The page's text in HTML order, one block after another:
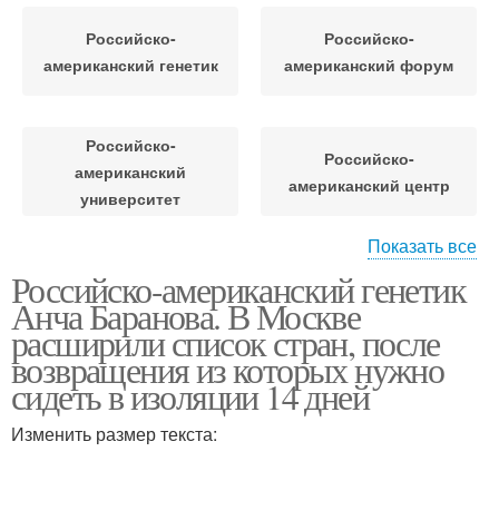
Российско-
американский генетик
Российско-
американский форум
Российско-
американский
университет
Российско-
американский центр
Российско-
американский саммит
Российско-
американский совет
Показать все
Российско-американский генетик
Анча Баранова. В Москве
расширили список стран, после
возвращения из которых нужно
сидеть в изоляции 14 дней
Изменить размер текста: